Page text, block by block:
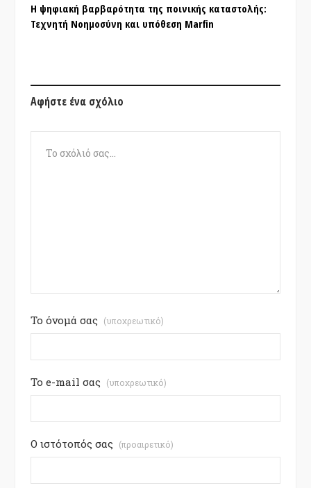
Η ψηφιακή βαρβαρότητα της ποινικής καταστολής:
Τεχνητή Νοημοσύνη και υπόθεση Marfin
Αφήστε ένα σχόλιο
Το όνομά σας (υποχρεωτικό)
Το e-mail σας (υποχρεωτικό)
Ο ιστότοπός σας (προαιρετικό)